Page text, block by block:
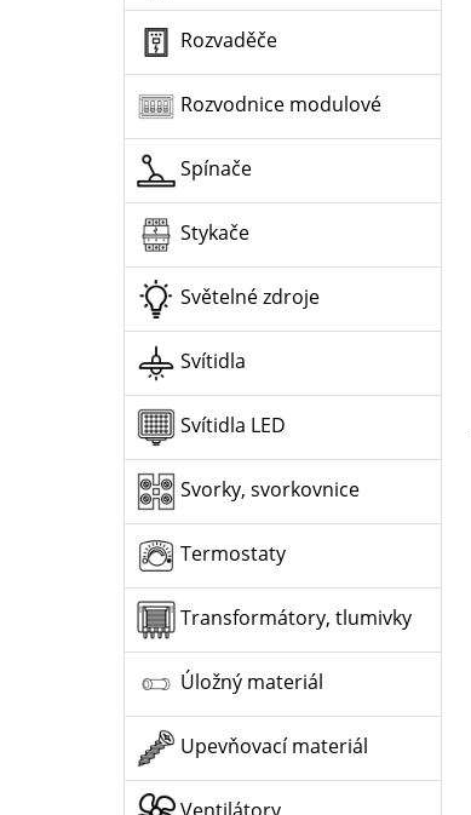
Rozvaděče
Rozvodnice modulové
Spínače
Stykače
Světelné zdroje
Svítidla
Svítidla LED
Svorky, svorkovnice
Termostaty
Transformátory, tlumivky
Úložný materiál
Upevňovací materiál